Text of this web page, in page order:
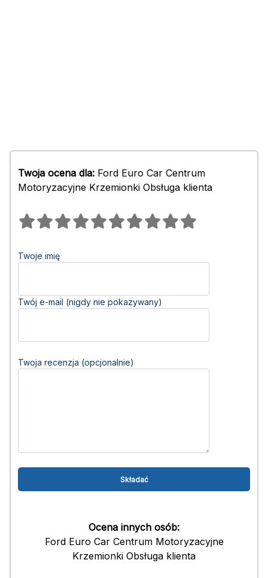
Twoja ocena dla: Ford Euro Car Centrum
Motoryzacyjne Krzemionki Obsługa klienta
Twoje imię
Twój e-mail (nigdy nie pokazywany)
Twoja recenzja (opcjonalnie)
Ocena innych osób:
Ford Euro Car Centrum Motoryzacyjne
Krzemionki Obsługa klienta